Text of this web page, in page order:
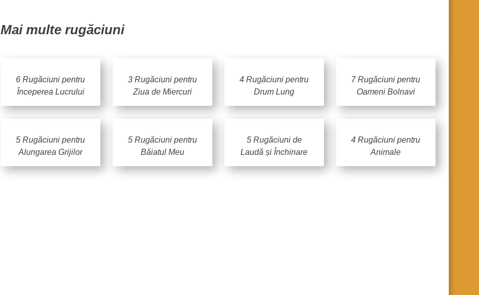
Mai multe rugăciuni
6 Rugăciuni pentru
Începerea Lucrului
3 Rugăciuni pentru
Ziua de Miercuri
4 Rugăciuni pentru
Drum Lung
7 Rugăciuni pentru
Oameni Bolnavi
5 Rugăciuni pentru
Alungarea Grijilor
5 Rugăciuni pentru
Băiatul Meu
5 Rugăciuni de
Laudă și Închinare
4 Rugăciuni pentru
Animale